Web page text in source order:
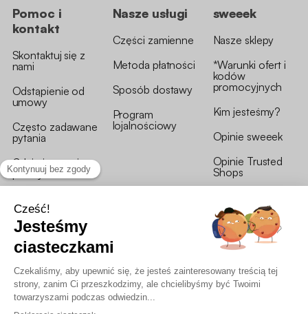
Pomoc i
kontakt
Skontaktuj się z
nami
Odstąpienie od
umowy
Często zadawane
pytania
Gdzie jest moja
przesyłka?
Nasze usługi
Części zamienne
Metoda płatności
Sposób dostawy
Program
lojalnościowy
sweeek
Nasze sklepy
*Warunki ofert i
kodów
promocyjnych
Kim jesteśmy?
Opinie sweeek
Opinie Trusted
Shops
OWU programu lojalnościowego
RODO i polityka plików cookie
Deklaracja dostępności